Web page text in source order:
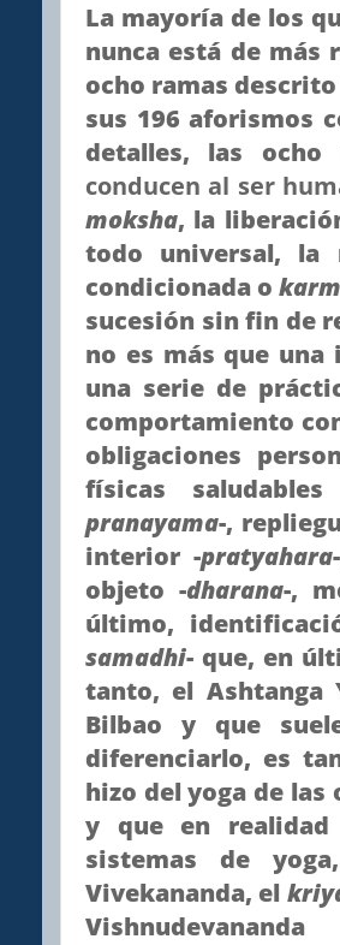
La mayoría de los
nunca está de más
ocho ramas
sus 196 aforismos
detalles, las ocho
conducen al ser
moksha, la
todo universal, la
condicionada o
sucesión sin fin de
no es más que una
una serie de
comportamiento
obligaciones
físicas
pranayama-,
interior -pratyahara
objeto -dharana-,
último,
samadhi- que, en
tanto, el Ashtanga
Bilbao y que
diferenciarlo, es
hizo del yoga de las
y que en
sistemas de
Vivekananda, el
Vishnudevananda